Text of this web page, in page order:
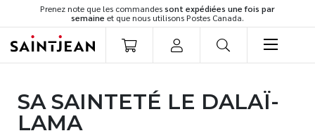
Prenez note que les commandessont expédiées une fois par
semaine et que nous utilisons Postes Canada.
Romans
Cuisine
SA SAINTETÉ LE DALAÏ-
LAMA